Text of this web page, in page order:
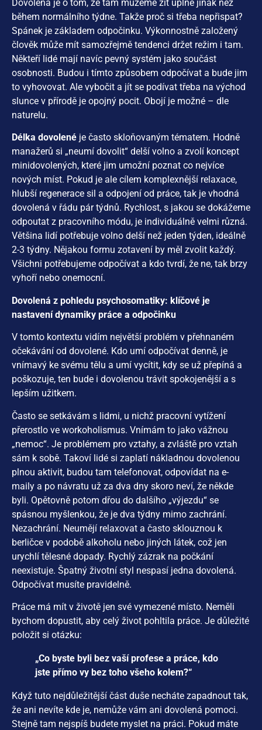
Dovolená je o tom, že tam můžeme žít úplně jinak než
během normálního týdne. Takže proč si třeba nepřispat?
Spánek je základem odpočinku. Výkonnostně založený
člověk může mít samozřejmě tendenci držet režim i tam.
Někteří lidé mají navíc pevný systém jako součást
osobnosti. Budou i tímto způsobem odpočívat a bude jim
to vyhovovat. Ale vybočit a jít se podívat třeba na východ
slunce v přírodě je opojný pocit. Obojí je možné – dle
naturelu.
Délka dovolené je často skloňovaným tématem. Hodně
manažerů si „neumí dovolit“ delší volno a zvolí koncept
minidovolených, které jim umožní poznat co nejvíce
nových míst. Pokud je ale cílem komplexnější relaxace,
hlubší regenerace sil a odpojení od práce, tak je vhodná
dovolená v řádu pár týdnů. Rychlost, s jakou se dokážeme
odpoutat z pracovního módu, je individuálně velmi různá.
Většina lidí potřebuje volno delší než jeden týden, ideálně
2-3 týdny. Nějakou formu zotavení by měl zvolit každý.
Všichni potřebujeme odpočívat a kdo tvrdí, že ne, tak brzy
vyhoří nebo onemocní.
Dovolená z pohledu psychosomatiky: klíčové je
nastavení dynamiky práce a odpočinku
V tomto kontextu vidím největší problém v přehnaném
očekávání od dovolené. Kdo umí odpočívat denně, je
vnímavý ke svému tělu a umí vycítit, kdy se už přepíná a
poškozuje, ten bude i dovolenou trávit spokojenější a s
lepším užitkem.
Často se setkávám s lidmi, u nichž pracovní vytížení
přerostlo ve workoholismus. Vnímám to jako vážnou
„nemoc“. Je problémem pro vztahy, a zvláště pro vztah
sám k sobě. Takoví lidé si zaplatí nákladnou dovolenou
plnou aktivit, budou tam telefonovat, odpovídat na e-
maily a po návratu už za dva dny skoro neví, že někde
byli. Opětovně potom dřou do dalšího „výjezdu“ se
spásnou myšlenkou, že je dva týdny mimo zachrání.
Nezachrání. Neumějí relaxovat a často sklouznou k
berličce v podobě alkoholu nebo jiných látek, což jen
urychlí tělesné dopady. Rychlý zázrak na počkání
neexistuje. Špatný životní styl nespasí jedna dovolená.
Odpočívat musíte pravidelně.
Práce má mít v životě jen své vymezené místo. Neměli
bychom dopustit, aby celý život pohltila práce. Je důležité
položit si otázku:
„Co byste byli bez vaší profese a práce, kdo
jste přímo vy bez toho všeho kolem?“
Když tuto nejdůležitější část duše necháte zapadnout tak,
že ani nevíte kde je, nemůže vám ani dovolená pomoci.
Stejně tam nejspíš budete myslet na práci. Pokud máte